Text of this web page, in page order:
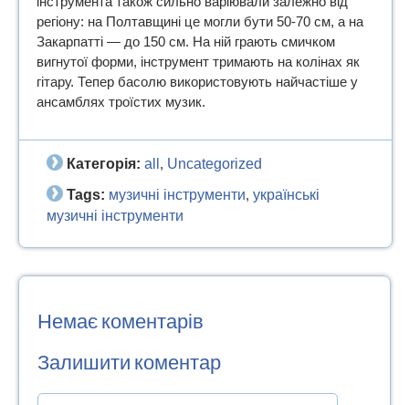
регіону: на Полтавщині це могли бути 50-70 см, а на
Закарпатті — до 150 см. На ній грають смичком
вигнутої форми, інструмент тримають на колінах як
гітару. Тепер басолю використовують найчастіше у
ансамблях троїстих музик.
Категорія: all, Uncategorized
Tags: музичні інструменти, українські
музичні інструменти
Немає коментарів
Залишити коментар